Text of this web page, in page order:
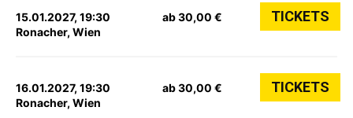
15.01.2027, 19:30
Ronacher, Wien
ab 30,00 € TICKETS
16.01.2027, 19:30
Ronacher, Wien
ab 30,00 € TICKETS